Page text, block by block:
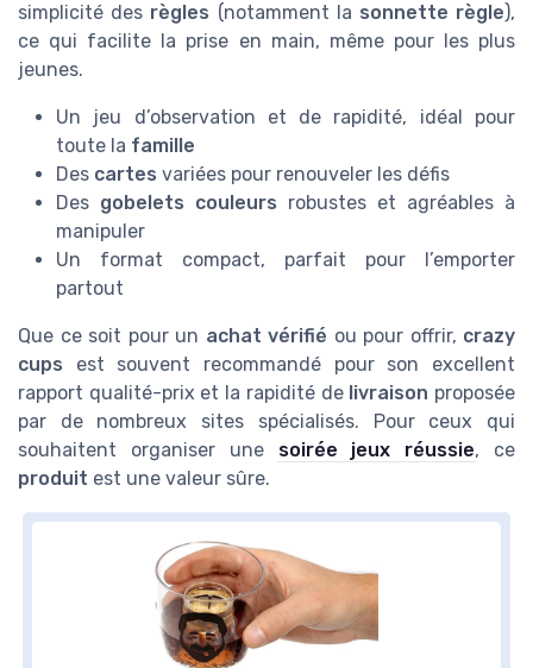
simplicité des règles (notamment la sonnette règle),
ce qui facilite la prise en main, même pour les plus
jeunes.
Un jeu d’observation et de rapidité, idéal pour
toute la famille
Des cartes variées pour renouveler les défis
Des gobelets couleurs robustes et agréables à
manipuler
Un format compact, parfait pour l’emporter
partout
Que ce soit pour un achat vérifié ou pour offrir, crazy
cups est souvent recommandé pour son excellent
rapport qualité-prix et la rapidité de livraison proposée
par de nombreux sites spécialisés. Pour ceux qui
souhaitent organiser une soirée jeux réussie, ce
produit est une valeur sûre.